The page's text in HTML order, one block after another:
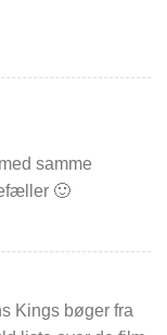
samme
🙂
Kings bøger fra